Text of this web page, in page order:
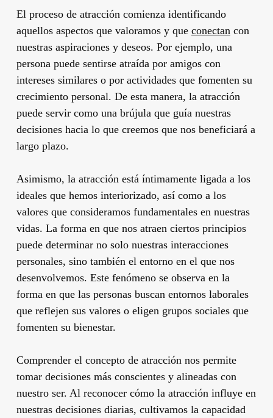
El proceso de atracción comienza identificando
aquellos aspectos que valoramos y que conectan con
nuestras aspiraciones y deseos. Por ejemplo, una
persona puede sentirse atraída por amigos con
intereses similares o por actividades que fomenten su
crecimiento personal. De esta manera, la atracción
puede servir como una brújula que guía nuestras
decisiones hacia lo que creemos que nos beneficiará a
largo plazo.
Asimismo, la atracción está íntimamente ligada a los
ideales que hemos interiorizado, así como a los
valores que consideramos fundamentales en nuestras
vidas. La forma en que nos atraen ciertos principios
puede determinar no solo nuestras interacciones
personales, sino también el entorno en el que nos
desenvolvemos. Este fenómeno se observa en la
forma en que las personas buscan entornos laborales
que reflejen sus valores o eligen grupos sociales que
fomenten su bienestar.
Comprender el concepto de atracción nos permite
tomar decisiones más conscientes y alineadas con
nuestro ser. Al reconocer cómo la atracción influye en
nuestras decisiones diarias, cultivamos la capacidad